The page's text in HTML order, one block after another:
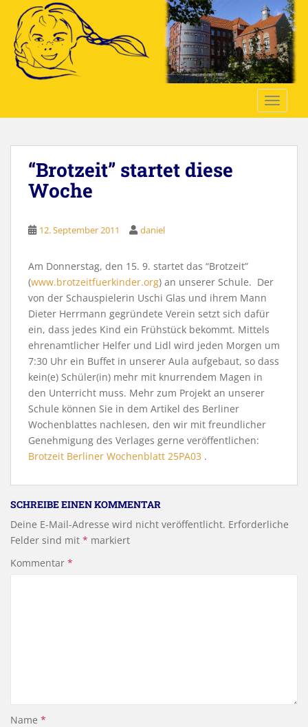
a
“Brotzeit” startet diese
Woche
12. September 2011 daniel
Am Donnerstag, den 15. 9. startet das “Brotzeit”
(www.brotzeitfuerkinder.org) an unserer Schule. Der
von der Schauspielerin Uschi Glas und ihrem Mann
Dieter Herrmann gegründete Verein setzt sich dafür
ein, dass jedes Kind ein Frühstück bekommt. Mittels
ehrenamtlicher Helfer und Lidl wird jeden Morgen um
7:30 Uhr ein Buffet in unserer Aula aufgebaut, so dass
kein(e) Schüler(in) mehr mit knurrendem Magen in
den Unterricht muss. Mehr zum Projekt an unserer
Schule können Sie in dem Artikel des Berliner
Wochenblattes nachlesen, den wir mit freundlicher
Genehmigung des Verlages gerne veröffentlichen:
Brotzeit Berliner Wochenblatt 25PA03 .
SCHREIBE EINEN KOMMENTAR
Deine E-Mail-Adresse wird nicht veröffentlicht. Erforderliche
Felder sind mit * markiert
Kommentar *
Name *